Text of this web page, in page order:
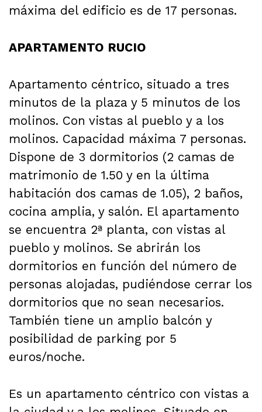
máxima del edificio es de 17 personas.
APARTAMENTO RUCIO
Apartamento céntrico, situado a tres
minutos de la plaza y 5 minutos de los
molinos. Con vistas al pueblo y a los
molinos. Capacidad máxima 7 personas.
Dispone de 3 dormitorios (2 camas de
matrimonio de 1.50 y en la última
habitación dos camas de 1.05), 2 baños,
cocina amplia, y salón. El apartamento
se encuentra 2ª planta, con vistas al
pueblo y molinos. Se abrirán los
dormitorios en función del número de
personas alojadas, pudiéndose cerrar los
dormitorios que no sean necesarios.
También tiene un amplio balcón y
posibilidad de parking por 5
euros/noche.
Es un apartamento céntrico con vistas a